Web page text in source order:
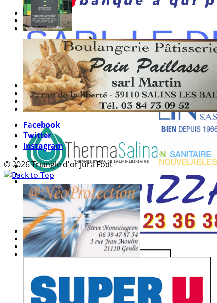
Facebook
Twitter
Instagram
© 2026 Triangle d'or Jura Foot